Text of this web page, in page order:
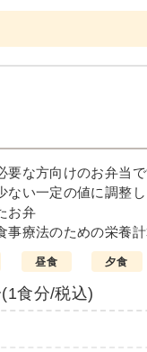
っとり卯の花
素
ニューの補足
＋彩り旬菜プラスの
要な方向けのお弁当
ない一定の値に調整
お弁
事療法のための栄養
昼食 夕食
食分/税込)